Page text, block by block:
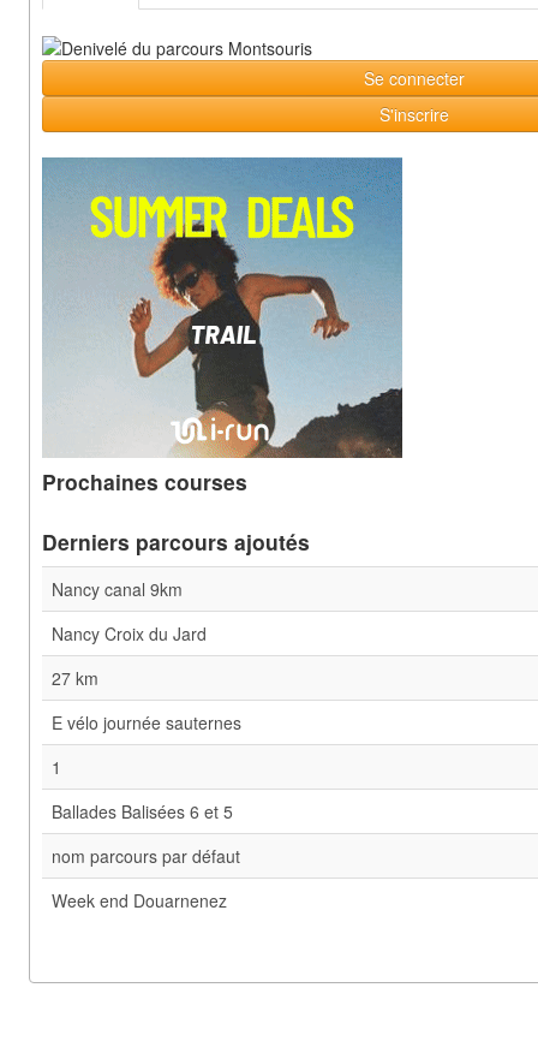
Se connecter
S'inscrire
Prochaines courses
Derniers parcours ajoutés
Nancy canal 9km
Nancy Croix du Jard
27 km
E vélo journée sauternes
1
Ballades Balisées 6 et 5
nom parcours par défaut
Week end Douarnenez